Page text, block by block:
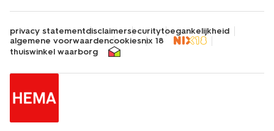
privacy statementdisclaimersecuritytoegankelijkheid
algemene voorwaardencookiesnix 18
thuiswinkel waarborg